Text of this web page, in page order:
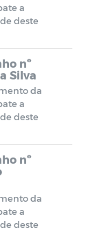
a
deste
nº
Silva
da
a
deste
nº
da
a
deste